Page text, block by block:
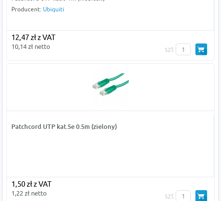
Producent: Ubiquiti
12,47 zł z VAT
10,14 zł netto szt
Patchcord UTP kat.5e 0.5m (zielony)
1,50 zł z VAT
1,22 zł netto szt